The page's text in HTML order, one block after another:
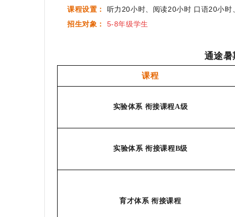
课程设置：
听力20小时、阅读20小时 口语20小时
招生对象：
5-8年级学生
通途
课程
实验体系 衔接课程A级
实验体系 衔接课程B级
育才体系 衔接课程